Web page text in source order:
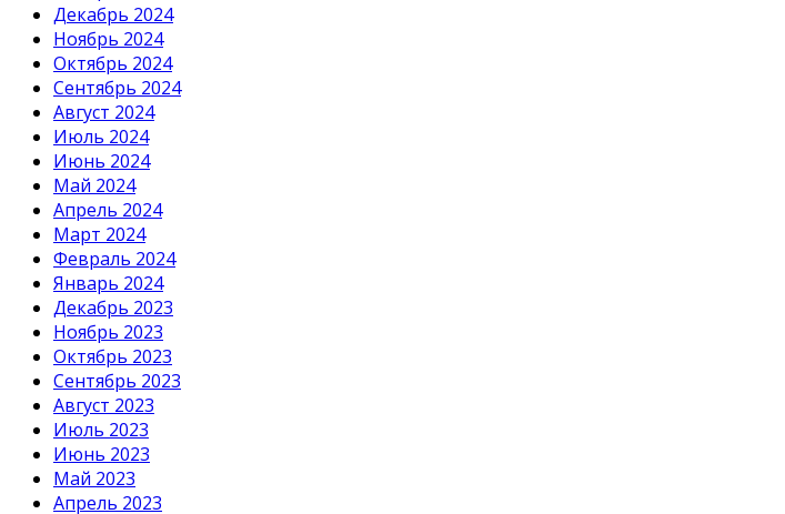
Декабрь 2024
Ноябрь 2024
Октябрь 2024
Сентябрь 2024
Август 2024
Июль 2024
Июнь 2024
Май 2024
Апрель 2024
Март 2024
Февраль 2024
Январь 2024
Декабрь 2023
Ноябрь 2023
Октябрь 2023
Сентябрь 2023
Август 2023
Июль 2023
Июнь 2023
Май 2023
Апрель 2023